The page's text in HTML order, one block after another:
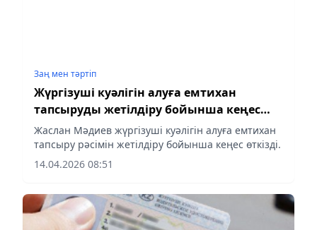
Заң мен тəртіп
Жүргізуші куәлігін алуға емтихан
тапсыруды жетілдіру бойынша кеңес
өтті
Жаслан Мәдиев жүргізуші куәлігін алуға емтихан
тапсыру рәсімін жетілдіру бойынша кеңес өткізді.
14.04.2026 08:51